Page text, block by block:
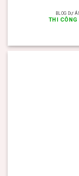
BLOG DỰ
THI CÔNG